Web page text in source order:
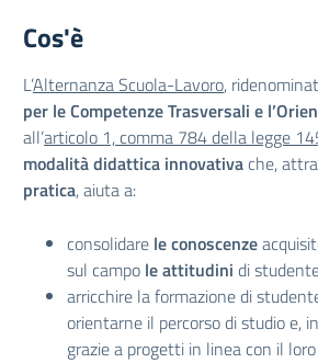
Cos'è
L’Alternanza Scuola-Lavoro,
per le Competenze Trasversali e
all’articolo 1, comma 784 della legge
modalità didattica innovativa che,
pratica, aiuta a:
consolidare le conoscenze
sul campo le attitudini di
arricchire la formazione di
orientarne il percorso di studio e,
grazie a progetti in linea con il